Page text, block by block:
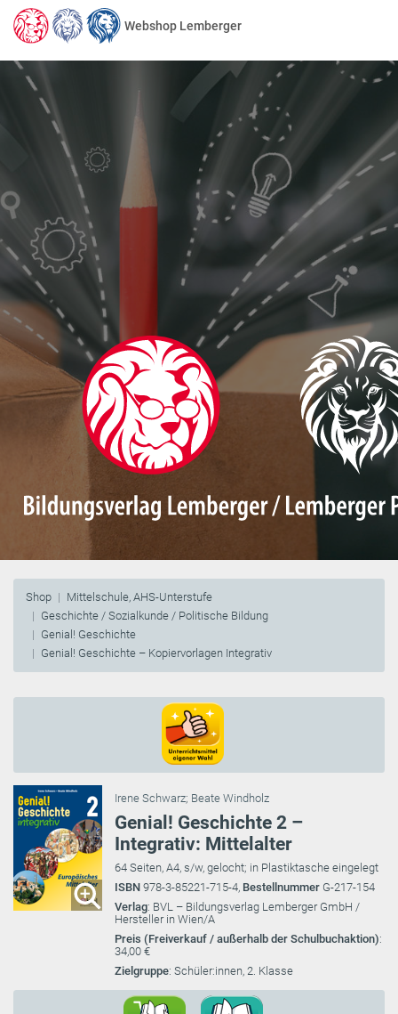
Webshop Lemberger
Shop
Mittelschule, AHS-Unterstufe
Geschichte / Sozialkunde / Politische Bildung
Genial! Geschichte
Genial! Geschichte – Kopiervorlagen Integrativ
Irene Schwarz; Beate Windholz
Genial! Geschichte 2 –
Integrativ: Mittelalter
64 Seiten, A4, s/w, gelocht; in Plastiktasche eingelegt
ISBN 978-3-85221-715-4, Bestellnummer G-217-154
Verlag: BVL – Bildungsverlag Lemberger GmbH /
Hersteller in Wien/A
Preis (Freiverkauf / außerhalb der Schulbuchaktion):
34,00 €
Zielgruppe: Schüler:innen, 2. Klasse